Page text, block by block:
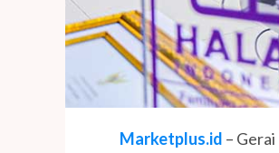
Marketplus.id –